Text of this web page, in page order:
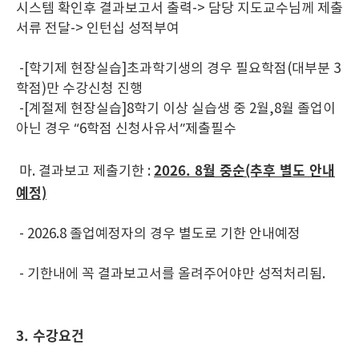
시스템 확인후 결과보고서 출력-> 담당 지도교수님께 제출
서류 전달-> 인턴십 성적부여
-[학기제 현장실습]초과학기생의 경우 필요학점(대부분 3
학점)만 수강신청 진행
-[계절제 현장실습]8학기 이상 실습생 중 2월,8월 졸업이
아닌 경우 “6학점 신청사유서”제출필수
마. 결과보고 제출기한 : 2026. 8월 중순(추후 별도 안내
예정)
- 2026.8 졸업예정자의 경우 별도로 기한 안내예정
- 기한내에 꼭 결과보고서를 올려주어야만 성적처리됨.
3. 수강요건